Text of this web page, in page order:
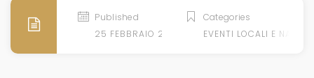
Published
25 FEBBRAIO 2018
Categories
EVENTI LOCALI E